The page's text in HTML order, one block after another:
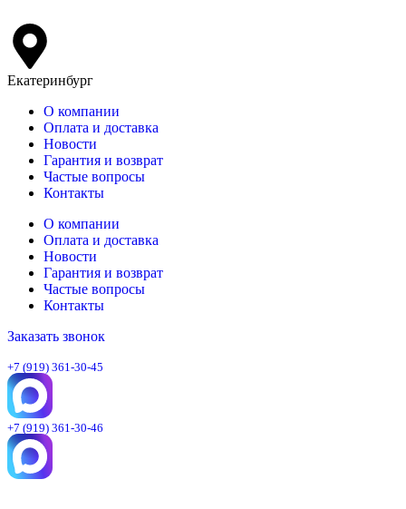
Екатеринбург
О компании
Оплата и доставка
Новости
Гарантия и возврат
Частые вопросы
Контакты
О компании
Оплата и доставка
Новости
Гарантия и возврат
Частые вопросы
Контакты
Заказать звонок
+7 (919) 361-30-45
+7 (919) 361-30-46